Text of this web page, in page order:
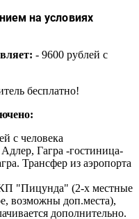
на условиях
- 9600 рублей с
бесплатно!
с человека
Гагра -гостиница-
Трансфер из аэропорта
"Пицунда" (2-х местные
возможны доп.места),
дополнительно.